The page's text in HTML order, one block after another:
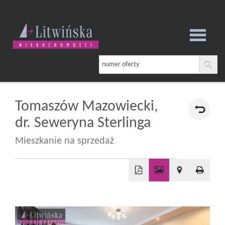
Strona
główna
firmie
Oferta
Tomaszów Mazowiecki,
dr. Seweryna Sterlinga
Mieszkanie na sprzedaż
−